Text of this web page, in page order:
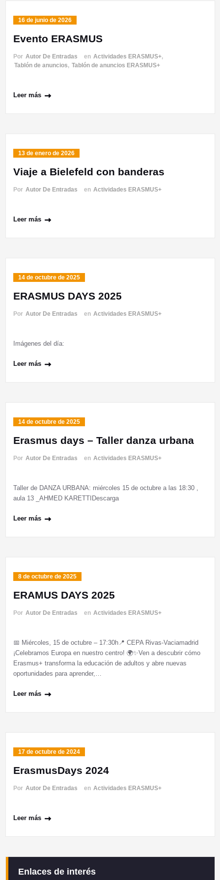
16 de junio de 2026
Evento ERASMUS
Por Autor De Entradas en Actividades ERASMUS+,
Tablón de anuncios, Tablón de anuncios ERASMUS+
Leer más
13 de enero de 2026
Viaje a Bielefeld con banderas
Por Autor De Entradas en Actividades ERASMUS+
Leer más
14 de octubre de 2025
ERASMUS DAYS 2025
Por Autor De Entradas en Actividades ERASMUS+
Imágenes del día:
Leer más
14 de octubre de 2025
Erasmus days – Taller danza urbana
Por Autor De Entradas en Actividades ERASMUS+
Taller de DANZA URBANA: miércoles 15 de octubre a las 18:30 ,
aula 13 _AHMED KARETTIDescarga
Leer más
8 de octubre de 2025
ERAMUS DAYS 2025
Por Autor De Entradas en Actividades ERASMUS+
📅 Miércoles, 15 de octubre – 17:30h📍 CEPA Rivas-Vaciamadrid
¡Celebramos Europa en nuestro centro! 🌍✨Ven a descubrir cómo
Erasmus+ transforma la educación de adultos y abre nuevas
oportunidades para aprender,…
Leer más
17 de octubre de 2024
ErasmusDays 2024
Por Autor De Entradas en Actividades ERASMUS+
Leer más
Enlaces de interés